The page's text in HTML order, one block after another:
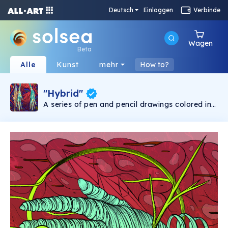
Deutsch Einloggen Verbinde
Beta
Wagen
Alle Kunst mehr How to?
"Hybrid"
A series of pen and pencil drawings colored in